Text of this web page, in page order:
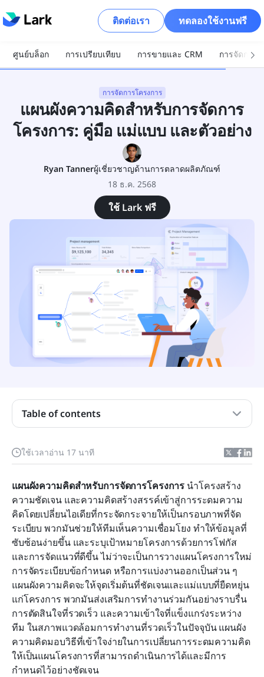
ติดต่อเรา ทดลองใช้งานฟรี
ศูนย์บล็อก การเปรียบเทียบ การขายและ CRM การจัดการ
การจัดการโครงการ
แผนผังความคิดสำหรับการจัดการ
โครงการ: คู่มือ แม่แบบ และตัวอย่าง
Ryan Tannerผู้เชี่ยวชาญด้านการตลาดผลิตภัณฑ์
18 ธ.ค. 2568
ใช้ Lark ฟรี
ใช้เวลาอ่าน 17 นาที
แผนผังความคิดสำหรับการจัดการโครงการ นำโครงสร้าง
ความชัดเจน และความคิดสร้างสรรค์เข้าสู่การระดมความ
คิดโดยเปลี่ยนไอเดียที่กระจัดกระจายให้เป็นกรอบภาพที่จัด
ระเบียบ พวกมันช่วยให้ทีมเห็นความเชื่อมโยง ทำให้ข้อมูลที่
ซับซ้อนง่ายขึ้น และระบุเป้าหมายโครงการด้วยการโฟกัส
และการจัดแนวที่ดีขึ้น ไม่ว่าจะเป็นการวางแผนโครงการใหม่
การจัดระเบียบข้อกำหนด หรือการแบ่งงานออกเป็นส่วน ๆ
แผนผังความคิดจะให้จุดเริ่มต้นที่ชัดเจนและแม่แบบที่ยืดหยุ่น
แก่โครงการ พวกมันส่งเสริมการทำงานร่วมกันอย่างราบรื่น
การตัดสินใจที่รวดเร็ว และความเข้าใจที่แข็งแกร่งระหว่าง
ทีม ในสภาพแวดล้อมการทำงานที่รวดเร็วในปัจจุบัน แผนผัง
ความคิดมอบวิธีที่เข้าใจง่ายในการเปลี่ยนการระดมความคิด
ให้เป็นแผนโครงการที่สามารถดำเนินการได้และมีการ
กำหนดไว้อย่างชัดเจน
Table of contents
แผนผังความคิดในด้านการจัดการโครงการคืออะไร?
องค์ประกอบสำคัญของแผนผังความคิดการจัดการ
โครงการ
โบนัส: แม่แบบแผนผังความคิดพร้อมใช้ของ Lark
ทำไมแผนผังความคิดจึงได้ผลดีมากสำหรับการจัดการ
โครงการ
บทสรุป
คำถามที่พบบ่อย
การอ่านที่เกี่ยวข้อง